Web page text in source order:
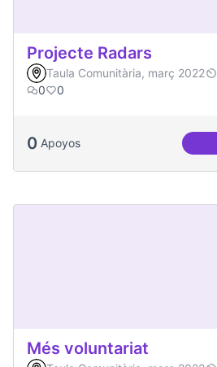
Projecte Radars
Taula Comunitària, març 2022
0
0
0 Apoyos
Més voluntariat